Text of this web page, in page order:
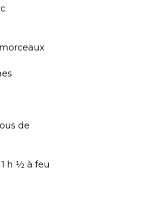
de
h ½ à feu